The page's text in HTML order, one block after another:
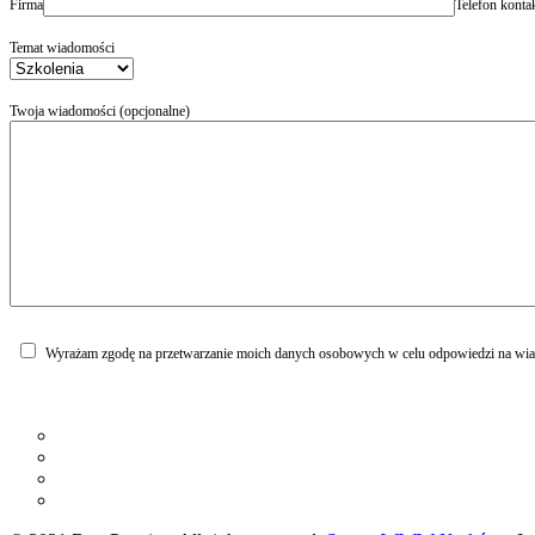
Firma Telefon
Temat wiadomości
Twoja wiadomości (opcjonalne)
Wyrażam zgodę na przetwarzanie moich danych osobowych w celu odpowiedzi na